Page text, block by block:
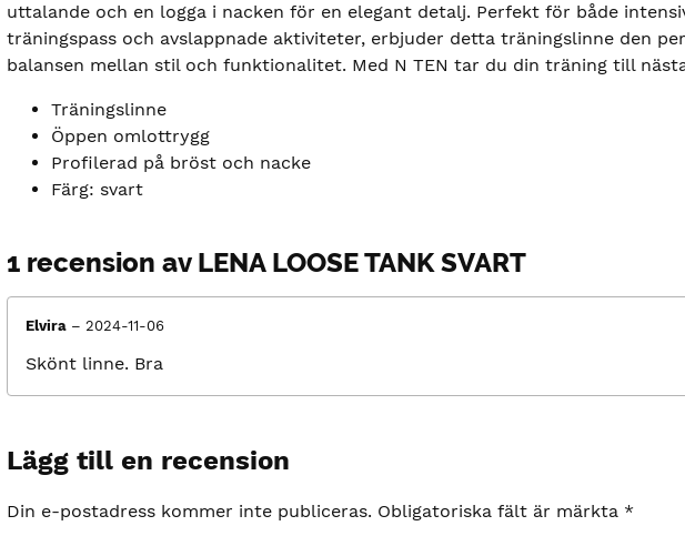
uttalande och en logga i nacken för en elegant detalj. Perfekt för både
träningspass och avslappnade aktiviteter, erbjuder detta träningslinne den
balansen mellan stil och funktionalitet. Med N TEN tar du din träning till
Träningslinne
Öppen omlottrygg
Profilerad på bröst och nacke
Färg: svart
1 recension av LENA LOOSE TANK SVART
Elvira – 2024-11-06
Skönt linne. Bra
Lägg till en recension
Din e-postadress kommer inte publiceras. Obligatoriska fält är märkta *